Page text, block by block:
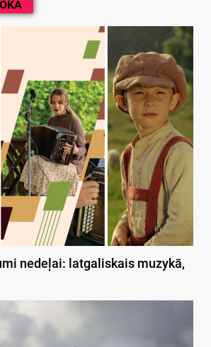
nedeļai: latgaliskais muzykā,